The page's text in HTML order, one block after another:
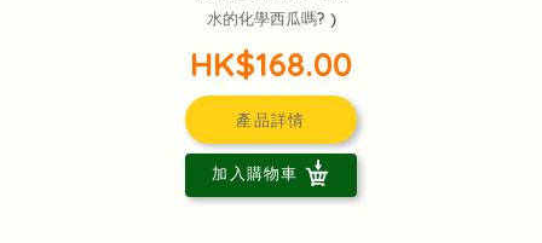
水的化學西瓜嗎? )
HK$168.00
產品詳情
加入購物車